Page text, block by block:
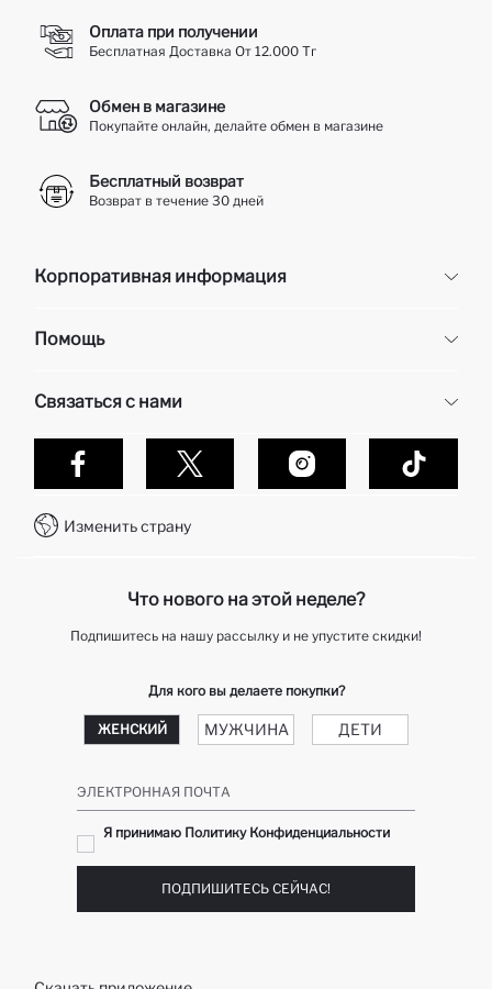
Оплата при получении
Бесплатная Доставка От 12.000 Тг
Обмен в магазине
Покупайте онлайн, делайте обмен в магазине
Бесплатный возврат
Возврат в течение 30 дней
Корпоративная информация
О нас
Контакты
Помощь
Доставка и возврат
Оплата при получени
Политика конфиденциальности
Как делаются покупки в Дефакто?
Клуб подарков
Связаться с нами
Обслуживание клиентов
Контакты
Колл-центр +7 727 357 40 55
Изменить страну
Что нового на этой неделе?
Подпишитесь на нашу рассылку и не упустите скидки!
Для кого вы делаете покупки?
ЖЕНСКИЙ МУЖЧИНА ДЕТИ
ЭЛЕКТРОННАЯ ПОЧТА
Я принимаю Политику Конфиденциальности
ПОДПИШИТЕСЬ СЕЙЧАС!